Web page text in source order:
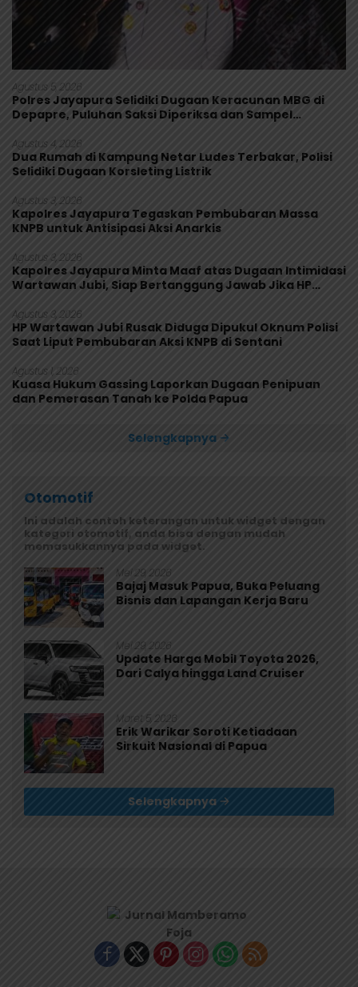
Agustus 5, 2026
Polres Jayapura Selidiki Dugaan Keracunan MBG di
Depapre, Puluhan Saksi Diperiksa dan Sampel
Agustus 4, 2026
Dua Rumah di Kampung Netar Ludes Terbakar, Polisi
Selidiki Dugaan Korsleting Listrik
Agustus 3, 2026
Kapolres Jayapura Tegaskan Pembubaran Massa
KNPB untuk Antisipasi Aksi Anarkis
Agustus 3, 2026
Kapolres Jayapura Minta Maaf atas Dugaan Intimidasi
Wartawan Jubi, Siap Bertanggung Jawab Jika HP
Agustus 3, 2026
HP Wartawan Jubi Rusak Diduga Dipukul Oknum Polisi
Saat Liput Pembubaran Aksi KNPB di Sentani
Agustus 1, 2026
Kuasa Hukum Gassing Laporkan Dugaan Penipuan
dan Pemerasan Tanah ke Polda Papua
Selengkapnya
Otomotif
Ini adalah contoh keterangan untuk widget dengan
kategori otomotif, anda bisa dengan mudah
memasukkannya pada widget.
Mei 29, 2026
Bajaj Masuk Papua, Buka Peluang
Bisnis dan Lapangan Kerja Baru
Mei 29, 2026
Update Harga Mobil Toyota 2026,
Dari Calya hingga Land Cruiser
Maret 5, 2026
Erik Warikar Soroti Ketiadaan
Sirkuit Nasional di Papua
Selengkapnya